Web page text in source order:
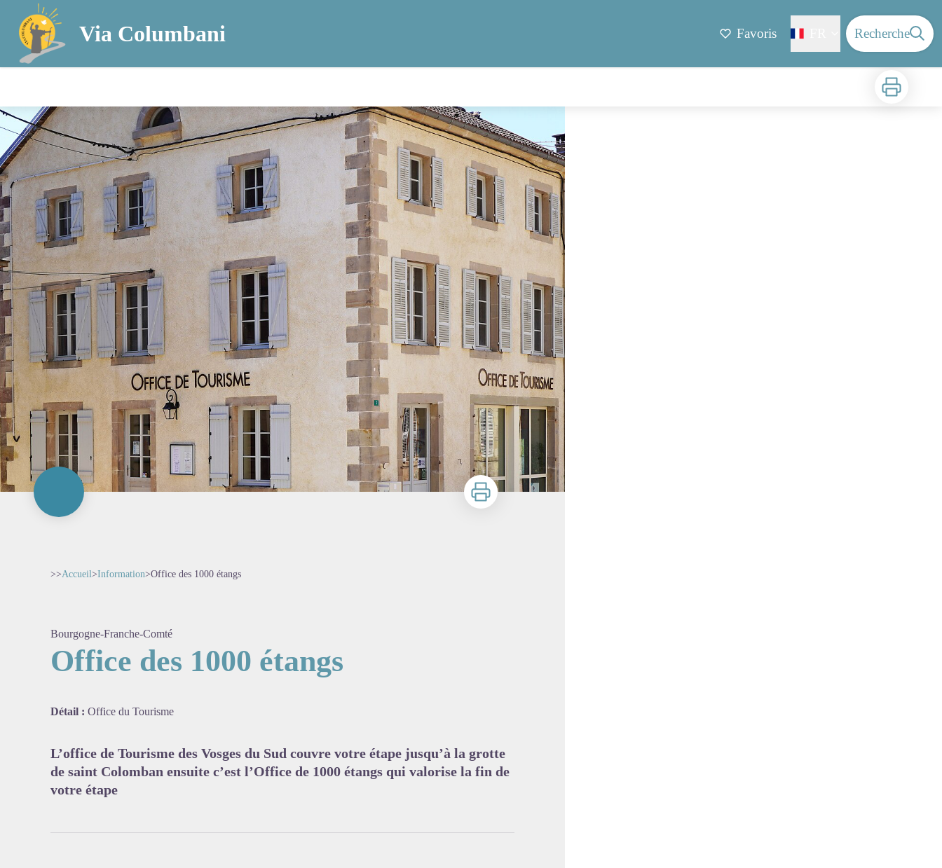
Via Columbani Favoris Recherche
Imprimer
Imprimer
>>Accueil>Information>Office des 1000 étangs
Bourgogne-Franche-Comté
Office des 1000 étangs
Détail : Office du Tourisme
L’office de Tourisme des Vosges du Sud couvre votre étape jusqu’à la grotte
de saint Colomban ensuite c’est l’Office de 1000 étangs qui valorise la fin de
votre étape